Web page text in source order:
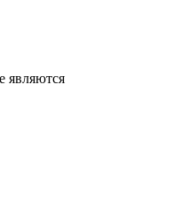
являются